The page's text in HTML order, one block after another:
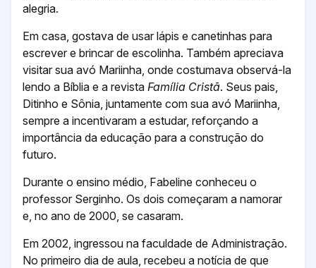
alegria.
Em casa, gostava de usar lápis e canetinhas para
escrever e brincar de escolinha. Também apreciava
visitar sua avó Mariinha, onde costumava observá-la
lendo a Bíblia e a revista Família Cristã. Seus pais,
Ditinho e Sônia, juntamente com sua avó Mariinha,
sempre a incentivaram a estudar, reforçando a
importância da educação para a construção do
futuro.
Durante o ensino médio, Fabeline conheceu o
professor Serginho. Os dois começaram a namorar
e, no ano de 2000, se casaram.
Em 2002, ingressou na faculdade de Administração.
No primeiro dia de aula, recebeu a notícia de que